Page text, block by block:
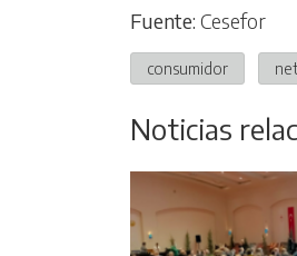
Fuente: Cesefor
consumidor
Noticias